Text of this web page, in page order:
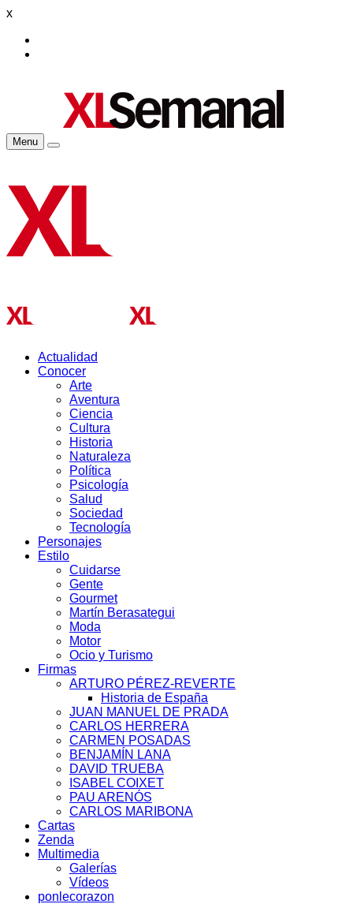
x
Menu
Actualidad
Conocer
Arte
Aventura
Ciencia
Cultura
Historia
Naturaleza
Política
Psicología
Salud
Sociedad
Tecnología
Personajes
Estilo
Cuidarse
Gente
Gourmet
Martín Berasategui
Moda
Motor
Ocio y Turismo
Firmas
ARTURO PÉREZ-REVERTE
Historia de España
JUAN MANUEL DE PRADA
CARLOS HERRERA
CARMEN POSADAS
BENJAMÍN LANA
DAVID TRUEBA
ISABEL COIXET
PAU ARENÓS
CARLOS MARIBONA
Cartas
Zenda
Multimedia
Galerías
Vídeos
ponlecorazon